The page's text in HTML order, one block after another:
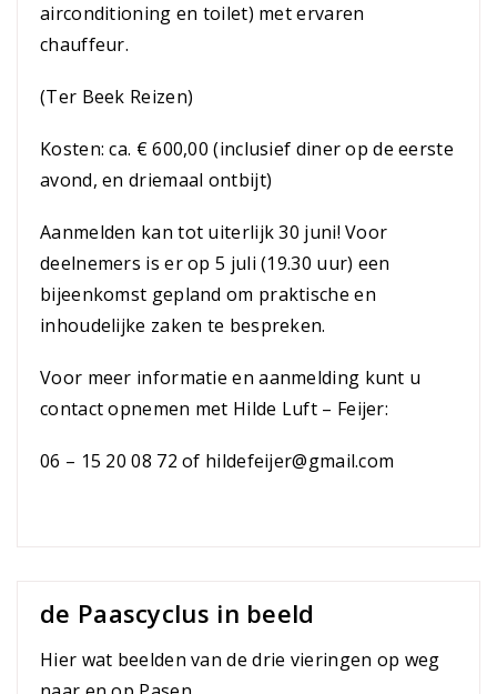
airconditioning en toilet) met ervaren
chauffeur.
(Ter Beek Reizen)
Kosten: ca. € 600,00 (inclusief diner op de eerste
avond, en driemaal ontbijt)
Aanmelden kan tot uiterlijk 30 juni! Voor
deelnemers is er op 5 juli (19.30 uur) een
bijeenkomst gepland om praktische en
inhoudelijke zaken te bespreken.
Voor meer informatie en aanmelding kunt u
contact opnemen met Hilde Luft – Feijer:
06 – 15 20 08 72 of hildefeijer@gmail.com
de Paascyclus in beeld
Hier wat beelden van de drie vieringen op weg